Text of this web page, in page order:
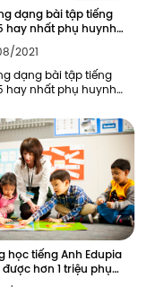
dạng bài tập tiếng
hay nhất phụ huynh
LUYỆN NGAY!
2021
dạng bài tập tiếng
hay nhất phụ huynh
học tiếng Anh Edupia
hơn 1 triệu phụ